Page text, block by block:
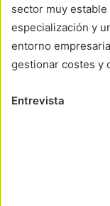
sector muy
especialización y
entorno
gestionar costes y
Entrevista